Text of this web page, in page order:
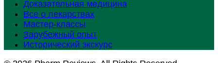
Доказательная медицина
Все о лекарствах
Мастер-классы
Зарубежный опыт
Исторический экскурс